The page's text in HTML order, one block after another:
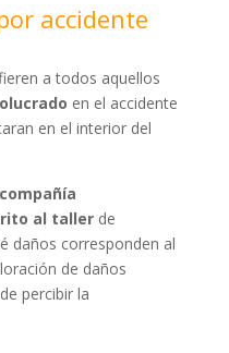
accidente
a todos aquellos
en el accidente
en el interior del
compañía
al tallerde
daños corresponden al
de daños
percibir la